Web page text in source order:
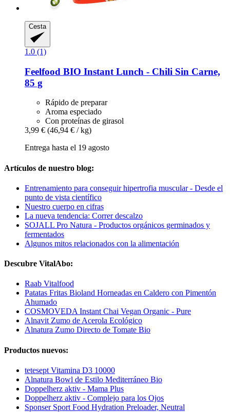
Cesta
1.0 (1)
Feelfood BIO Instant Lunch -​ Chili Sin Carne,
85 g
Rápido de preparar
Aroma especiado
Con proteínas de girasol
3,99 € (46,94 € / kg)
Entrega hasta el 19 agosto
Artículos de nuestro blog:
Entrenamiento para conseguir hipertrofia muscular - Desde el
punto de vista científico
Nuestro cuerpo en cifras
La nueva tendencia: Correr descalzo
SOJALL Pro Natura - Productos orgánicos germinados y
fermentados
Algunos mitos relacionados con la alimentación
Descubre VitalAbo:
Raab Vitalfood
Patatas Fritas Bioland Horneadas en Caldero con Pimentón
Ahumado
COSMOVEDA Instant Chai Vegan Organic - Pure
Alnavit Zumo de Acerola Ecológico
Alnatura Zumo Directo de Tomate Bio
Productos nuevos:
tetesept Vitamina D3 10000
Alnatura Bowl de Estilo Mediterráneo Bio
Doppelherz aktiv - Mama Plus
Doppelherz aktiv - Complejo para los Ojos
Sponser Sport Food Hydration Preloader, Neutral